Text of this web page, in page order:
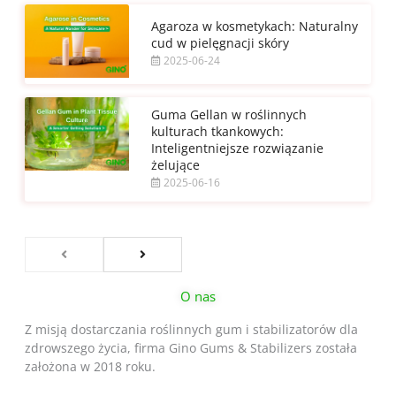
Agaroza w kosmetykach: Naturalny
cud w pielęgnacji skóry
2025-06-24
Guma Gellan w roślinnych
kulturach tkankowych:
Inteligentniejsze rozwiązanie
żelujące
2025-06-16
O nas
Z misją dostarczania roślinnych gum i stabilizatorów dla
zdrowszego życia, firma Gino Gums & Stabilizers została
założona w 2018 roku.